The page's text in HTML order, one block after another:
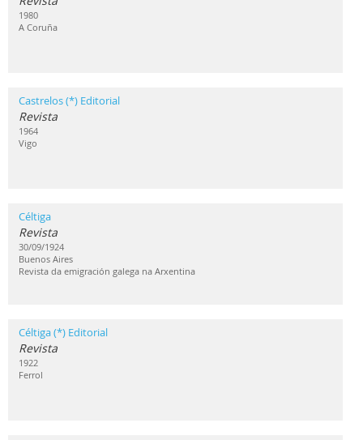
1980
A Coruña
Castrelos (*) Editorial
Revista
1964
Vigo
Céltiga
Revista
30/09/1924
Buenos Aires
Revista da emigración galega na Arxentina
Céltiga (*) Editorial
Revista
1922
Ferrol